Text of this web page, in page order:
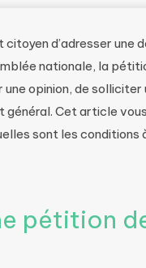
d’adresser une
nationale, la
opinion, de
général. Cet article
sont les
pétition